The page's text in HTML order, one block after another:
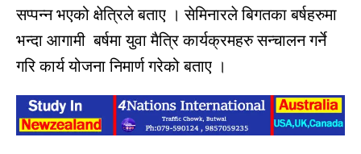
सप्पन्न भएको क्षेत्रिले बताए । सेमिनारले बिगतका बर्षहरुमा
भन्दा आगामी बर्षमा युवा मैत्रि कार्यक्रमहरु सन्चालन गर्ने
गरि कार्य योजना निमार्ण गरेको बताए ।